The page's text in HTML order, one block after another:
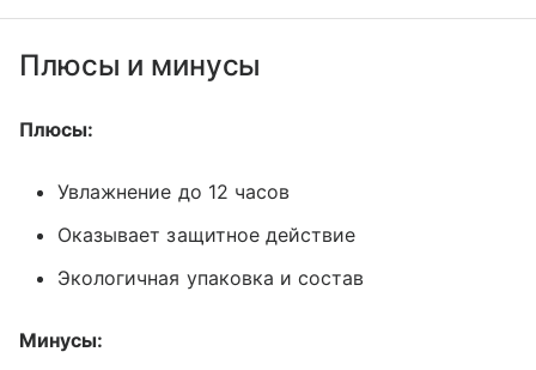
Плюсы и минусы
Плюсы:
Увлажнение до 12 часов
Оказывает защитное действие
Экологичная упаковка и состав
Минусы: